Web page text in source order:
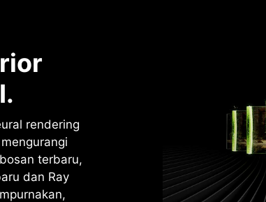
rendering
terbaru,
dan Ray